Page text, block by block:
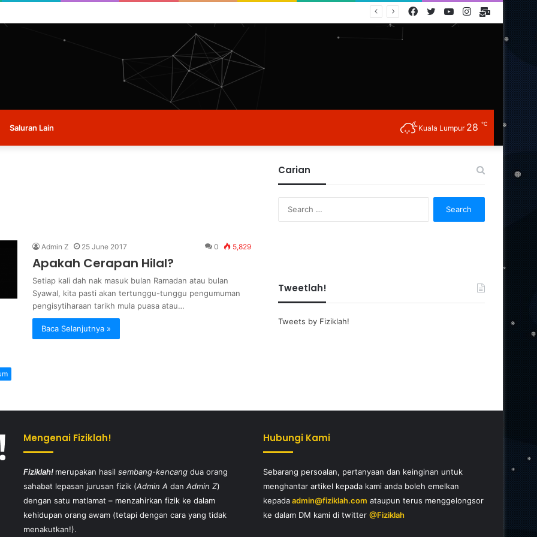
E-
Instagram
YouTube
Twitter
Facebook
Saluran Lain Kuala Lumpur 28 ℃
Admin Z 25 June 2017 0 5,829
Apakah Cerapan Hilal?
Setiap kali dah nak masuk bulan Ramadan atau bulan
Syawal, kita pasti akan tertunggu-tunggu pengumuman
pengisytiharaan tarikh mula puasa atau…
Baca Selanjutnya »
Carian
Tweetlah!
Tweets by Fiziklah!
Mengenai Fiziklah!
Fiziklah! merupakan hasil sembang-kencang dua orang
sahabat lepasan jurusan fizik (Admin A dan Admin Z)
dengan satu matlamat – menzahirkan fizik ke dalam
kehidupan orang awam (tetapi dengan cara yang tidak
menakutkan!).
Hubungi Kami
Sebarang persoalan, pertanyaan dan keinginan untuk
menghantar artikel kepada kami anda boleh emelkan
kepadaadmin@fiziklah.com ataupun terus menggelongsor
ke dalam DM kami di twitter @Fiziklah